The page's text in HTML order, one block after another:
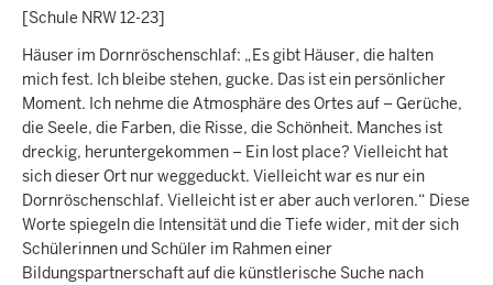
[Schule NRW 12-23]
Häuser im Dornröschenschlaf: „Es gibt Häuser, die halten
mich fest. Ich bleibe stehen, gucke. Das ist ein persönlicher
Moment. Ich nehme die Atmosphäre des Ortes auf – Gerüche,
die Seele, die Farben, die Risse, die Schönheit. Manches ist
dreckig, heruntergekommen – Ein lost place? Vielleicht hat
sich dieser Ort nur weggeduckt. Vielleicht war es nur ein
Dornröschenschlaf. Vielleicht ist er aber auch verloren.“ Diese
Worte spiegeln die Intensität und die Tiefe wider, mit der sich
Schülerinnen und Schüler im Rahmen einer
Bildungspartnerschaft auf die künstlerische Suche nach